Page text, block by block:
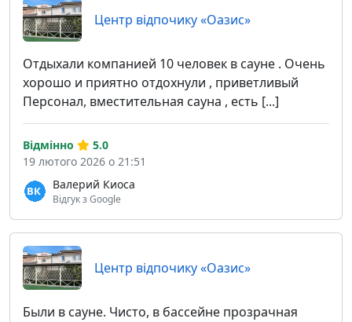
Центр відпочику «Оазис»
Отдыхали компанией 10 человек в сауне . Очень
хорошо и приятно отдохнули , приветливый
Персонал, вместительная сауна , есть [...]
Валерий Киоса
Відгук з Google
Відмінно
5.0
19 лютого 2026 о 21:51
Центр відпочику «Оазис»
Были в сауне. Чисто, в бассейне прозрачная